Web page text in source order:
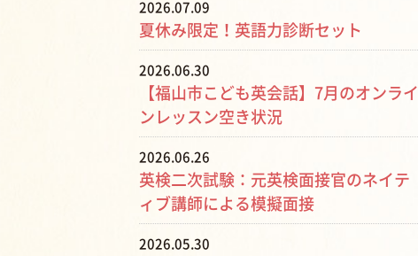
2026.07.09
夏休み限定！英語力診断セット
2026.06.30
【福山市こども英会話】7月のオンライ
ンレッスン空き状況
2026.06.26
英検二次試験：元英検面接官のネイテ
ィブ講師による模擬面接
2026.05.30